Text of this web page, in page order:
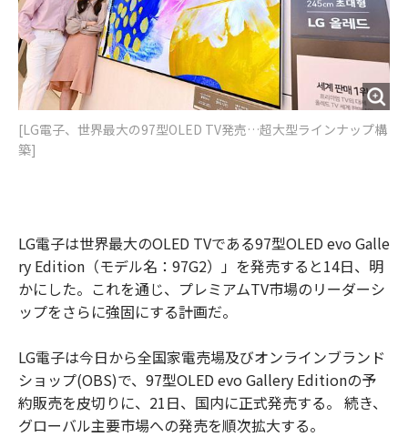
[LG電子、世界最大の97型OLED TV発売…超大型ラインナップ構
築]
LG電子は世界最大のOLED TVである97型OLED evo Galle
ry Edition（モデル名：97G2）」を発売すると14日、明
かにした。これを通じ、プレミアムTV市場のリーダーシ
ップをさらに強固にする計画だ。
LG電子は今日から全国家電売場及びオンラインブランド
ショップ(OBS)で、97型OLED evo Gallery Editionの予
約販売を皮切りに、21日、国内に正式発売する。 続き、
グローバル主要市場への発売を順次拡大する。